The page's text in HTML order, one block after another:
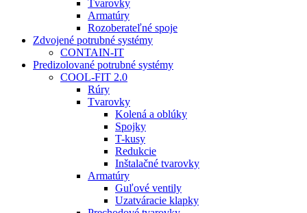
Tvarovky
Armatúry
Rozoberateľné spoje
Zdvojené potrubné systémy
CONTAIN-IT
Predizolované potrubné systémy
COOL-FIT 2.0
Rúry
Tvarovky
Kolená a oblúky
Spojky
T-kusy
Redukcie
Inštalačné tvarovky
Armatúry
Guľové ventily
Uzatváracie klapky